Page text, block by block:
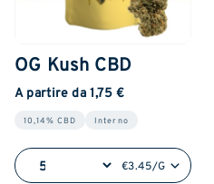
OG Kush CBD
A partire da 1,75 €
10,14% CBD Interno
€3.45/G